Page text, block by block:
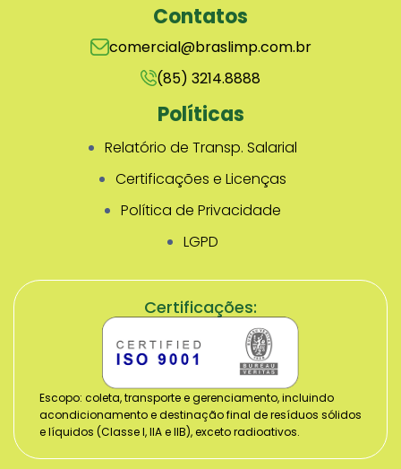
Contatos
comercial@braslimp.com.br
(85) 3214.8888
Políticas
Relatório de Transp. Salarial
Certificações e Licenças
Política de Privacidade
LGPD
Certificações:
Escopo: coleta, transporte e gerenciamento, incluindo
acondicionamento e destinação final de resíduos sólidos
e líquidos (Classe I, IIA e IIB), exceto radioativos.